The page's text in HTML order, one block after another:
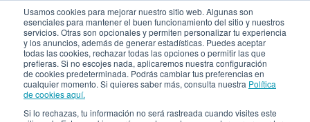
Usamos cookies para mejorar nuestro sitio web. Algunas son
esenciales para mantener el buen funcionamiento del sitio y nuestros
servicios. Otras son opcionales y permiten personalizar tu experiencia
y los anuncios, además de generar estadísticas. Puedes aceptar
todas las cookies, rechazar todas las opciones o permitir las que
prefieras. Si no escojes nada, aplicaremos nuestra configuración
de cookies predeterminada. Podrás cambiar tus preferencias en
cualquier momento. Si quieres saber más, consulta nuestra Política
de cookies aquí.
Si lo rechazas, tu información no será rastreada cuando visites este
¿Qué es el renting?
Nosotros
Nuestra cultura
Gobierno corporativo
Política de tratamiento de datos
Ayuda
Guías de Usuario clientes
PQRs